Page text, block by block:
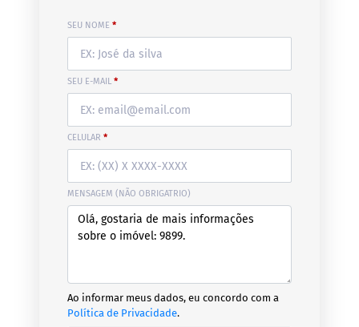
SEU NOME *
SEU E-MAIL *
CELULAR *
MENSAGEM (NÃO OBRIGATRIO)
Ao informar meus dados, eu concordo com a
Política de Privacidade.